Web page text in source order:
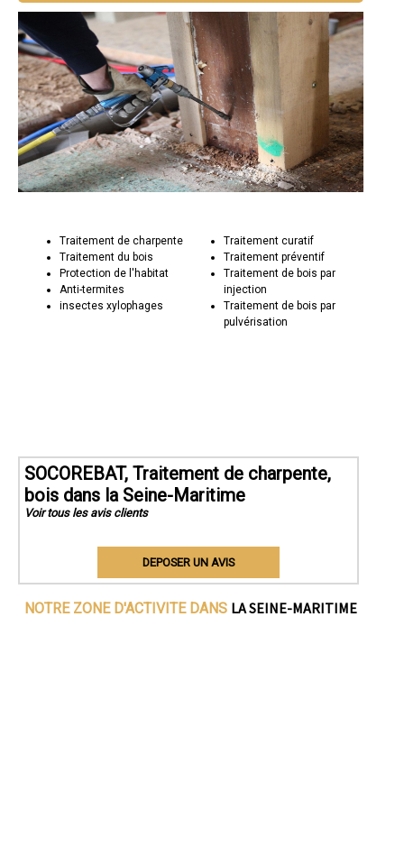
Traitement de charpente
Traitement du bois
Protection de l'habitat
Anti-termites
insectes xylophages
Traitement curatif
Traitement préventif
Traitement de bois par
injection
Traitement de bois par
pulvérisation
SOCOREBAT, Traitement de charpente,
bois dans la Seine-Maritime
Voir tous les avis clients
DEPOSER UN AVIS
NOTRE ZONE D'ACTIVITE DANS LA SEINE-MARITIME